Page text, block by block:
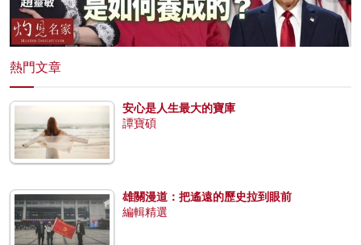
熱門文章
安心是人生最大的寶庫
譚寶碩
雄關漫道：把遙遠的歷史拉到眼前
編輯精選